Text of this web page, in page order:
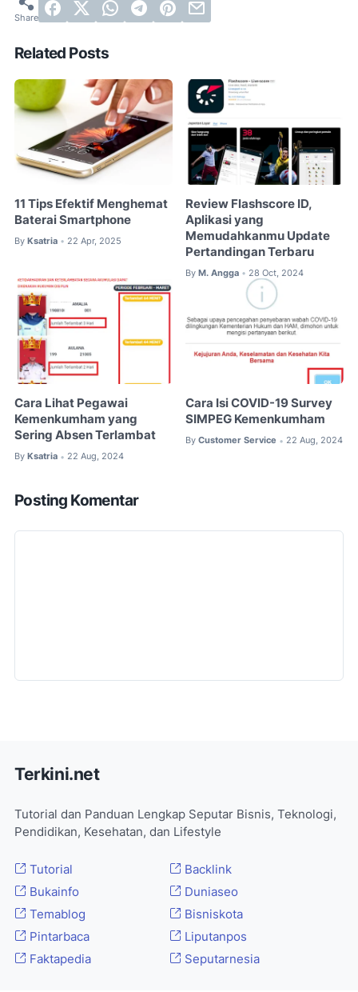
Related Posts
11 Tips Efektif Menghemat
Baterai Smartphone
By Ksatria • 22 Apr, 2025
Review Flashscore ID,
Aplikasi yang
Memudahkanmu Update
Pertandingan Terbaru
By M. Angga • 28 Oct, 2024
Cara Lihat Pegawai
Kemenkumham yang
Sering Absen Terlambat
By Ksatria • 22 Aug, 2024
Cara Isi COVID-19 Survey
SIMPEG Kemenkumham
By Customer Service • 22 Aug, 2024
Posting Komentar
Terkini.net
Tutorial dan Panduan Lengkap Seputar Bisnis, Teknologi,
Pendidikan, Kesehatan, dan Lifestyle
Tutorial
Bukainfo
Temablog
Pintarbaca
Faktapedia
Backlink
Duniaseo
Bisniskota
Liputanpos
Seputarnesia